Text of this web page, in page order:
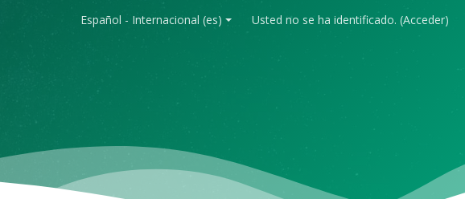
Usted no se ha identificado. (Acceder)
Español - Internacional ‎(es)‎